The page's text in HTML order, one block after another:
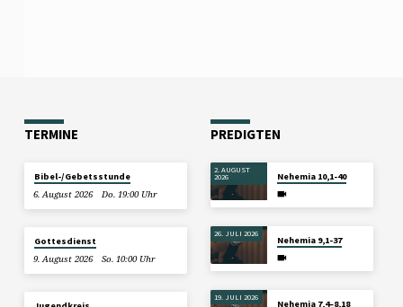
TERMINE
Bibel-/Gebetsstunde
6. August 2026
Do. 19:00 Uhr
Gottesdienst
9. August 2026
So. 10:00 Uhr
PREDIGTEN
2. AUGUST
2026 Nehemia 10,1-40
26. JULI 2026
Nehemia 9,1-37
19. JULI 2026
Nehemia 7,4–8,18